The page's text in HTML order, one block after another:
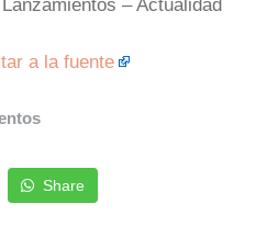
– Actualidad
a la fuente
Share